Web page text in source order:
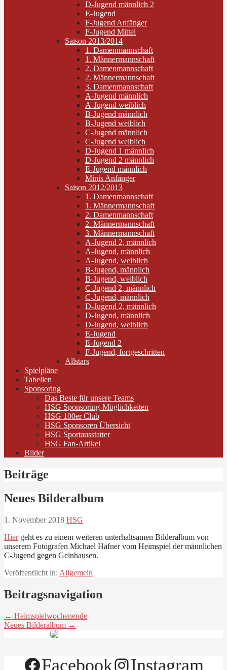
D-Jugend männlich 2
E-Jugend
F-Jugend Anfänger
F-Jugend Mittel
Saison 2013/2014
1. Damenmannschaft
1. Männermannschaft
2. Damenmannschaft
2. Männermannschaft
3. Damenmannschaft
A-Jugend männlich
A-Jugend weiblich
B-Jugend männlich
B-Jugend weiblich
C-Jugend männlich
C-Jugend weiblich
D-Jugend 1 männlich
D-Jugend 2 männlich
E-Jugend männlich
Minis Anfänger
Saison 2012/2013
1. Damenmannschaft
1. Männermannschaft
2. Damenmannschaft
2. Männermannschaft
3. Männermannschaft
A-Jugend 2, männlich
A-Jugend, männlich
A-Jugend, weiblich
B-Jugend, männlich
B-Jugend, weiblich
C-Jugend 2, männlich
C-Jugend, männlich
D-Jugend 2, männlich
D-Jugend, männlich
D-Jugend, weiblich
E-Jugend
E-Jugend 2
F-Jugend, fortgeschritten
Allstars
Spielpläne
Tabellen
Sponsoring
Das Beste für unsere Teams
HSG Sponsoring-Möglichkeiten
HSG 100er Club
HSG Sponsoren Übersicht
HSG Sportausstatter
HSG Fan-Artikel
Bilder
Beiträge
Neues Bilderalbum
1. November 2018 HSG
Hiergeht es zu einem weiteren unterhaltsamen Bilderalbum von
unserem Fotografen Michael Häfner vom Heimspiel der männlichen
C-Jugend gegen Gelnhausen.
Veröffentlicht in: Allgemein
Beitragsnavigation
← Heimspielwochenende
Neues Bilderalbum →
Facebook Instagram